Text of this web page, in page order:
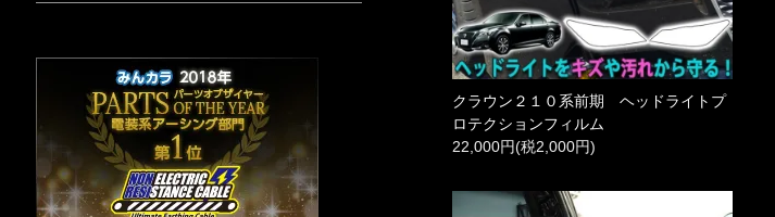
クラウン２１０系前期 ヘッドライトプ
ロテクションフィルム
22,000円(税2,000円)